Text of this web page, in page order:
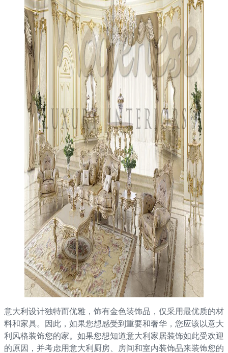
意大利设计独特而优雅，饰有金色装饰品，仅采用最优质的材
料和家具。因此，如果您想感受到重要和奢华，您应该以意大
利风格装饰您的家。如果您想知道意大利家居装饰如此受欢迎
的原因，并考虑用意大利厨房、房间和室内装饰品来装饰您的